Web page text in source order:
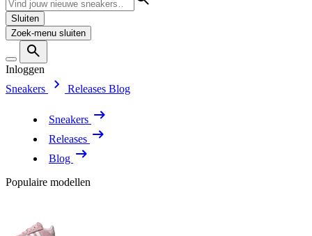
Sluiten
Zoek-menu sluiten
Inloggen
Sneakers
Releases Blog
Sneakers
Releases
Blog
Populaire modellen